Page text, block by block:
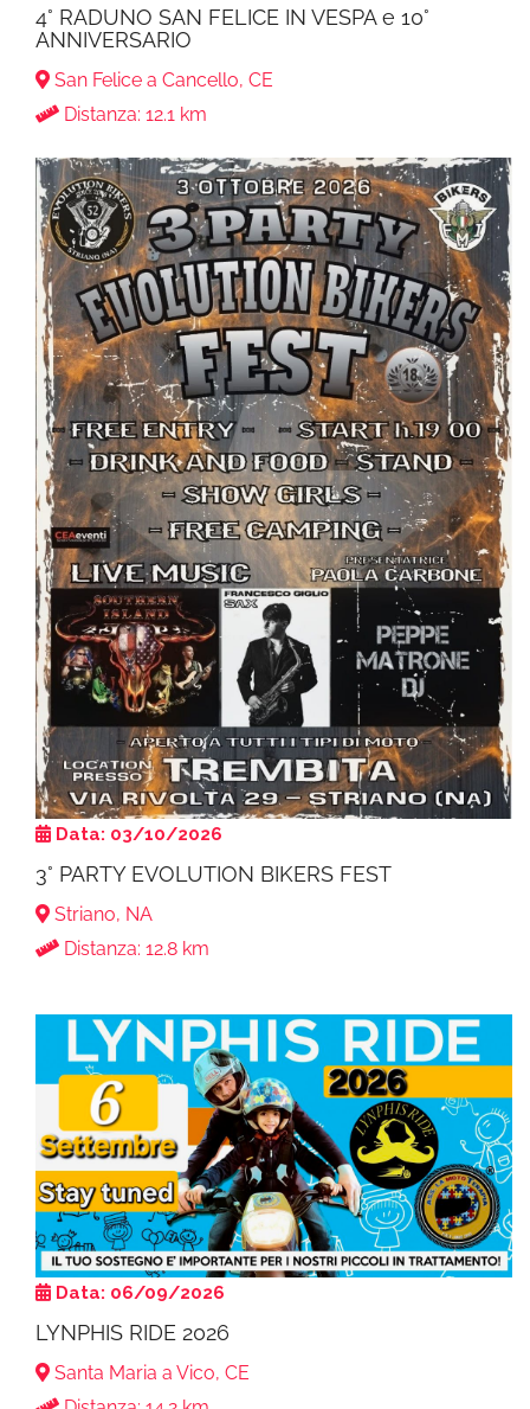
4° RADUNO SAN FELICE IN VESPA e 10°
ANNIVERSARIO
San Felice a Cancello, CE
Distanza: 12.1 km
Data: 03/10/2026
3° PARTY EVOLUTION BIKERS FEST
Striano, NA
Distanza: 12.8 km
Data: 06/09/2026
LYNPHIS RIDE 2026
Santa Maria a Vico, CE